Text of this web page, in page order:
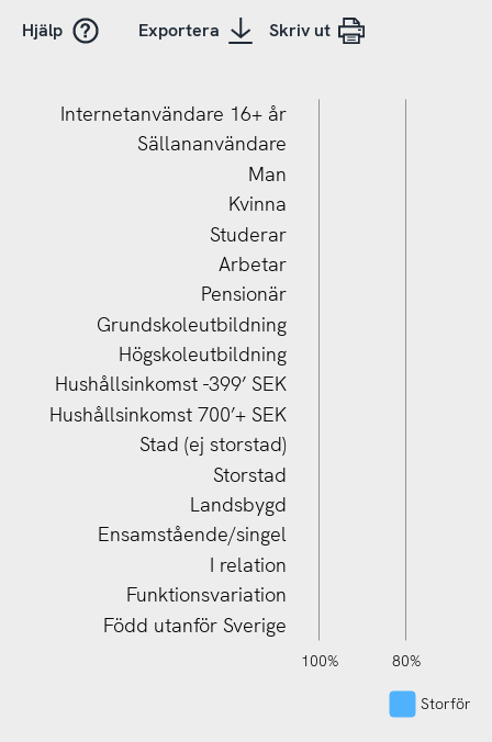
Hjälp Exportera Skriv ut
Hushållsinkomst 700’+ SEK
Född utanför Sverige
Funktionsvariation
I relation
Ensamstående/singel
Landsbygd
Storstad
Stad (ej storstad)
Hushållsinkomst 700’+ SEK
Hushållsinkomst -399’ SEK
Högskoleutbildning
Grundskoleutbildning
Pensionär
Arbetar
Studerar
Kvinna
Man
Sällananvändare
Internetanvändare 16+ år
-40%
-20%100% 80%
120%
140%